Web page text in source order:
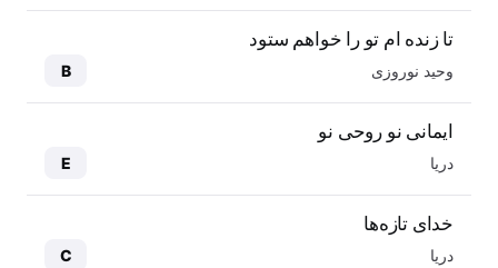
تا زنده ام تو را خواهم ستود
وحید نوروزی B
ایمانی نو روحی نو
دریا E
خدای تازه‌ها
دریا C